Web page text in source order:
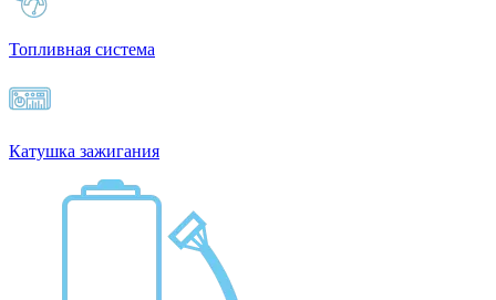
Топливная система
Катушка зажигания